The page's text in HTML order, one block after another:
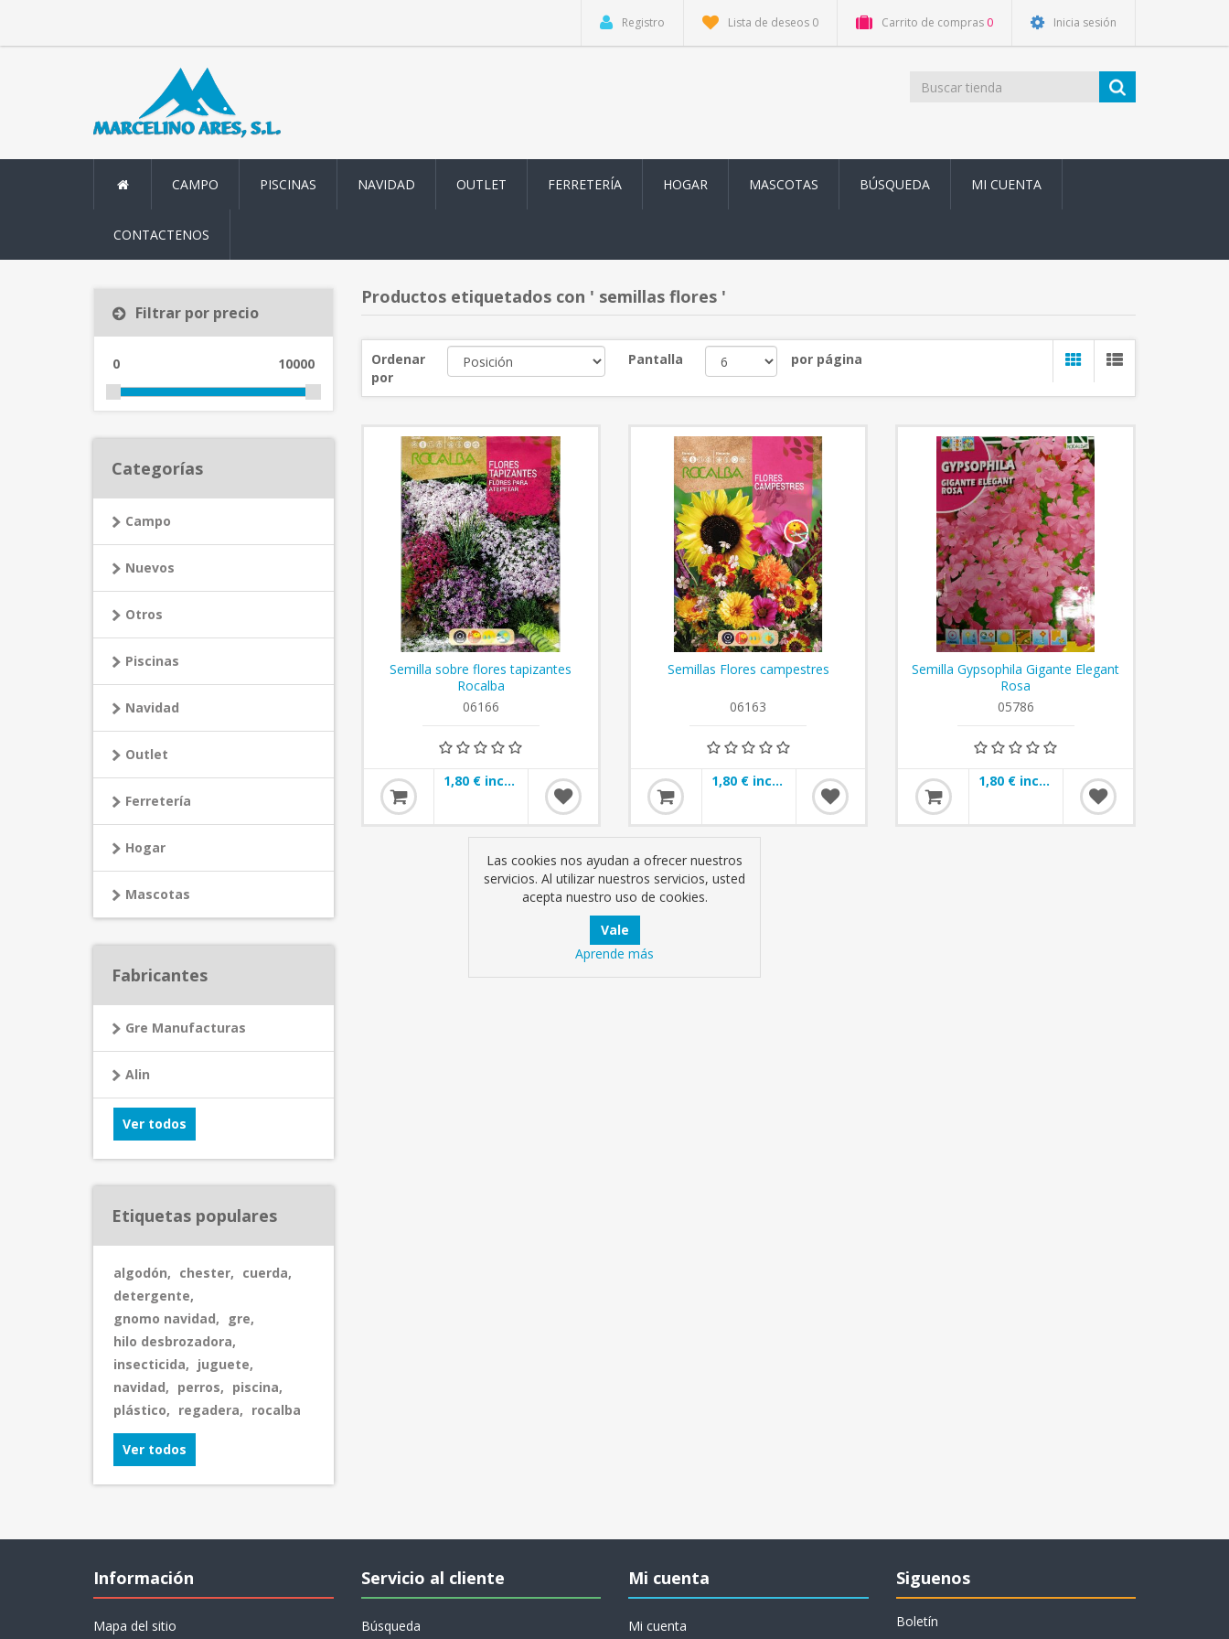
Registro Lista de deseos 0 Carrito de compras 0 Inicia sesión
CAMPO PISCINAS NAVIDAD OUTLET FERRETERÍA HOGAR MASCOTAS BÚSQUEDA MI CUENTA
CONTACTENOS
Productos etiquetados con ' semillas flores '
Ordenar
por
Pantalla por página
Semilla sobre flores tapizantes
Rocalba
06166
1,80 € incl impuestos
Semillas Flores campestres
06163
1,80 € incl impuestos
Semilla Gypsophila Gigante Elegant
Rosa
05786
1,80 € incl impuestos
Filtrar por precio
0 10000
Categorías
Campo
Nuevos
Otros
Piscinas
Navidad
Outlet
Ferretería
Hogar
Mascotas
Fabricantes
Gre Manufacturas
Alin
Ver todos
Etiquetas populares
algodón, chester, cuerda,
detergente,
gnomo navidad, gre,
hilo desbrozadora,
insecticida, juguete,
navidad, perros, piscina,
plástico, regadera, rocalba
Ver todos
Información
Mapa del sitio
Servicio al cliente
Búsqueda
Mi cuenta
Mi cuenta
Siguenos
Boletín
Las cookies nos ayudan a ofrecer nuestros
servicios. Al utilizar nuestros servicios, usted
acepta nuestro uso de cookies.
Aprende más